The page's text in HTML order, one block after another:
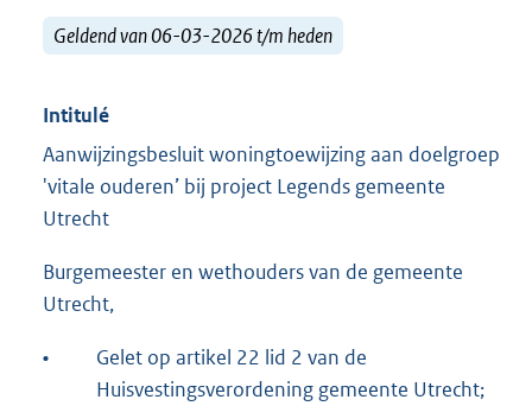
Geldend van 06-03-2026 t/m heden
Intitulé
Aanwijzingsbesluit woningtoewijzing aan doelgroep
'vitale ouderen’ bij project Legends gemeente
Utrecht
Burgemeester en wethouders van de gemeente
Utrecht,
•
Gelet op artikel 22 lid 2 van de
Huisvestingsverordening gemeente Utrecht;